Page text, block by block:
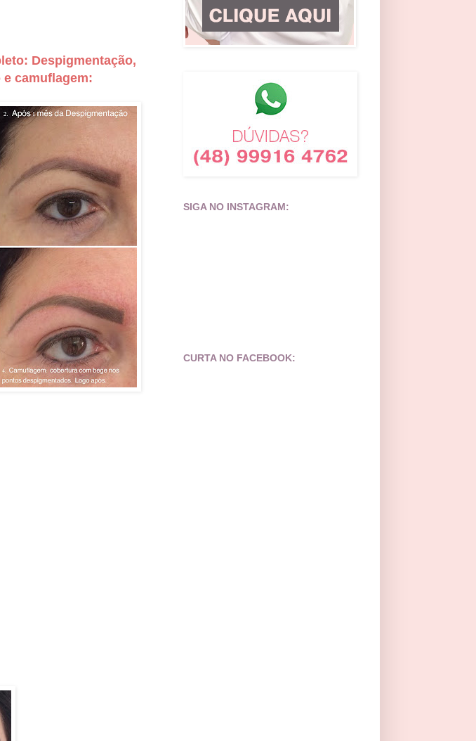
Despigmentação,
camuflagem:
SIGA NO INSTAGRAM:
CURTA NO FACEBOOK: